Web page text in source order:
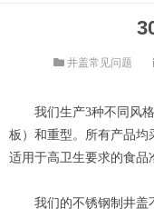
井盖常见问题
我们生产3种不同风
板）和重型。所有产品均
适用于高卫生要求的食品
我们的不锈钢制井盖